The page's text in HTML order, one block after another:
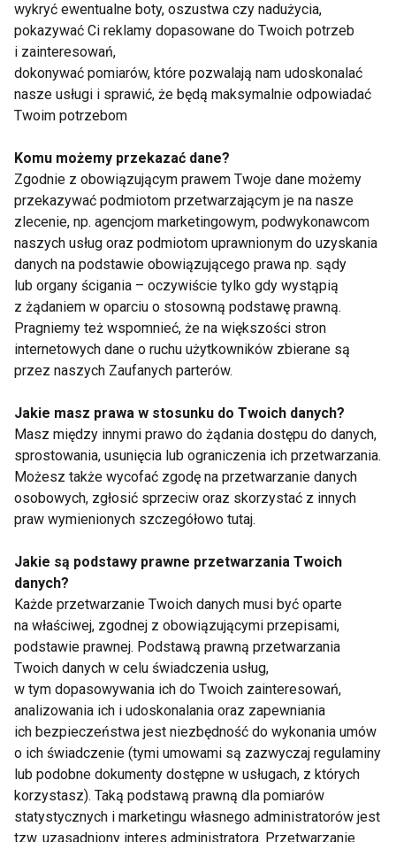
jeżeli mnie uda się ukończyć bieg, oni sami też
spróbują sił w następnym biegu.
Co robisz po zawodach, które na pewno są bardzo
męczące i kosztują wiele siły, jak się relaksujesz?
Po ukończeniu zawodów, organizm potrzebuje około
1 tygodnia, by wrócić do normalnej sprawności. Ciało
jest wykończone. Na pewno będą rany, zadrapania
lub bardziej poważne urazy. Nasz trener Marek
Pawulski zdecydował się dać każdemu z
uczestników tydzień odpoczynku od treningów, więc
również crossfit athleo będzie na tydzień czasu
zamknięty.
Czym się zajmujesz na co dzień? Słyszałem, że
napisałaś ostatnio książkę.
Na co dzień prowadzę własny biznes, jestem
współautorem książki "Spod dywanów
Amerykanów", obecnie zajmuje się pisaniem drugiej
jej części, czasami pisze felietony do gazet,
czasami też przyjmuje propozycje pracy jako
modelka.
Od redakcji: 19 kwietnia w Belvedere Cafe and
Restaurant przy 82 Broad Street w New Britain (CT),
USA, w stanie Connecticut w godzinach 7-9
wieczorem. odbędzie się wieczór autorski z Anią
Kobylarz, autorką książki pod tytułem "Spod
dywanów Amerykanów".
Szczególne podziękowania dla Marty Koseckiej za
pomoc przy przeprowadzeniu wywiadu.
wykryć ewentualne boty, oszustwa czy nadużycia,
pokazywać Ci reklamy dopasowane do Twoich potrzeb
i zainteresowań,
dokonywać pomiarów, które pozwalają nam udoskonalać
nasze usługi i sprawić, że będą maksymalnie odpowiadać
Twoim potrzebom
Komu możemy przekazać dane?
Zgodnie z obowiązującym prawem Twoje dane możemy
przekazywać podmiotom przetwarzającym je na nasze
zlecenie, np. agencjom marketingowym, podwykonawcom
naszych usług oraz podmiotom uprawnionym do uzyskania
danych na podstawie obowiązującego prawa np. sądy
lub organy ścigania – oczywiście tylko gdy wystąpią
z żądaniem w oparciu o stosowną podstawę prawną.
Pragniemy też wspomnieć, że na większości stron
internetowych dane o ruchu użytkowników zbierane są
przez naszych Zaufanych parterów.
Jakie masz prawa w stosunku do Twoich danych?
Masz między innymi prawo do żądania dostępu do danych,
sprostowania, usunięcia lub ograniczenia ich przetwarzania.
Możesz także wycofać zgodę na przetwarzanie danych
osobowych, zgłosić sprzeciw oraz skorzystać z innych
praw wymienionych szczegółowo tutaj.
Jakie są podstawy prawne przetwarzania Twoich
danych?
Każde przetwarzanie Twoich danych musi być oparte
na właściwej, zgodnej z obowiązującymi przepisami,
podstawie prawnej. Podstawą prawną przetwarzania
Twoich danych w celu świadczenia usług,
w tym dopasowywania ich do Twoich zainteresowań,
analizowania ich i udoskonalania oraz zapewniania
ich bezpieczeństwa jest niezbędność do wykonania umów
o ich świadczenie (tymi umowami są zazwyczaj regulaminy
lub podobne dokumenty dostępne w usługach, z których
korzystasz). Taką podstawą prawną dla pomiarów
statystycznych i marketingu własnego administratorów jest
tzw. uzasadniony interes administratora. Przetwarzanie